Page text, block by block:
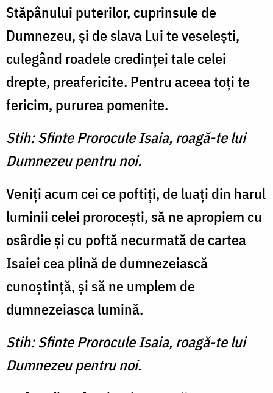
Stăpânului puterilor, cuprinsule de
Dumnezeu, şi de slava Lui te veseleşti,
culegând roadele credinţei tale celei
drepte, preafericite. Pentru aceea toţi te
fericim, pururea pomenite.
Stih: Sfinte Prorocule Isaia, roagă-te lui
Dumnezeu pentru noi.
Veniţi acum cei ce poftiţi, de luaţi din harul
luminii celei proroceşti, să ne apropiem cu
osârdie şi cu poftă necurmată de cartea
Isaiei cea plină de dumnezeiască
cunoştinţă, şi să ne umplem de
dumnezeiasca lumină.
Stih: Sfinte Prorocule Isaia, roagă-te lui
Dumnezeu pentru noi.